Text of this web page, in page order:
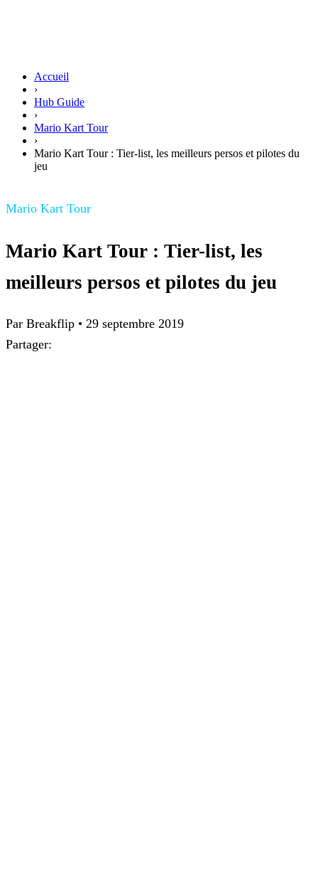
Accueil
›
Hub Guide
›
Mario Kart Tour
›
Mario Kart Tour : Tier-list, les meilleurs persos et pilotes du
jeu
Mario Kart Tour
Mario Kart Tour : Tier-list, les
meilleurs persos et pilotes du jeu
Par Breakflip • 29 septembre 2019
Partager: